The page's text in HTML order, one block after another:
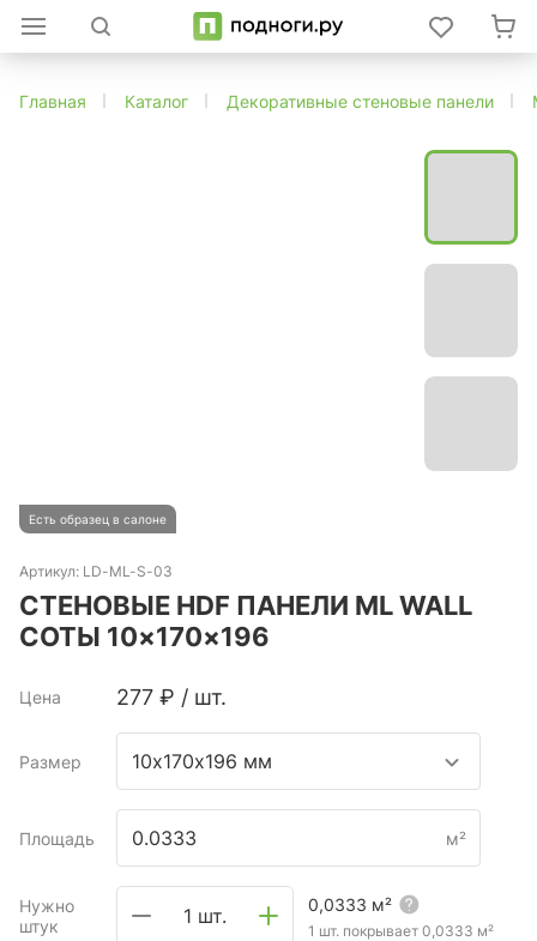
Главная Каталог Декоративные стеновые панели
Есть образец в салоне
Артикул: LD-ML-S-03
СТЕНОВЫЕ HDF ПАНЕЛИ ML WALL
СОТЫ 10×170×196
Цена 277 ₽ / шт.
Размер 10х170х196 мм
Площадь м²
Нужно
штук
1 шт. 0,0333 м²
1 шт. покрывает 0,0333 м²